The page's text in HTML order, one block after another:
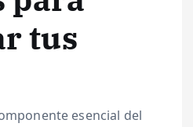
tus
esencial del